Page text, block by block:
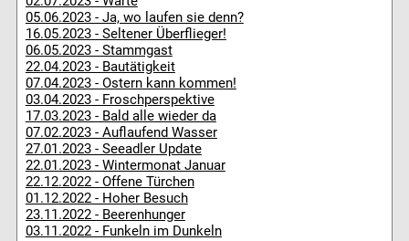
05.06.2023 - Ja, wo laufen sie denn?
16.05.2023 - Seltener Überflieger!
06.05.2023 - Stammgast
22.04.2023 - Bautätigkeit
07.04.2023 - Ostern kann kommen!
03.04.2023 - Froschperspektive
17.03.2023 - Bald alle wieder da
07.02.2023 - Auflaufend Wasser
27.01.2023 - Seeadler Update
22.01.2023 - Wintermonat Januar
22.12.2022 - Offene Türchen
01.12.2022 - Hoher Besuch
23.11.2022 - Beerenhunger
03.11.2022 - Funkeln im Dunkeln